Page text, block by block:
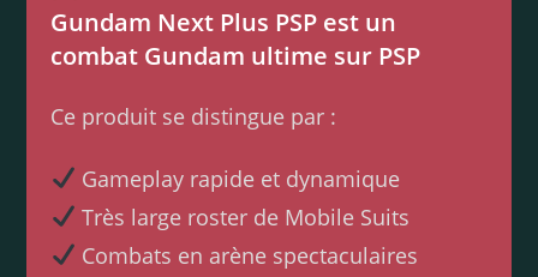
Gundam Next Plus PSP est un
combat Gundam ultime sur PSP
Ce produit se distingue par :
Gameplay rapide et dynamique
Très large roster de Mobile Suits
Combats en arène spectaculaires